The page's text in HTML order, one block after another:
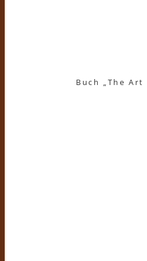
Buch „The Art